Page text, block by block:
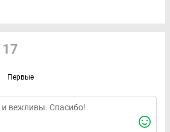
17
Первые